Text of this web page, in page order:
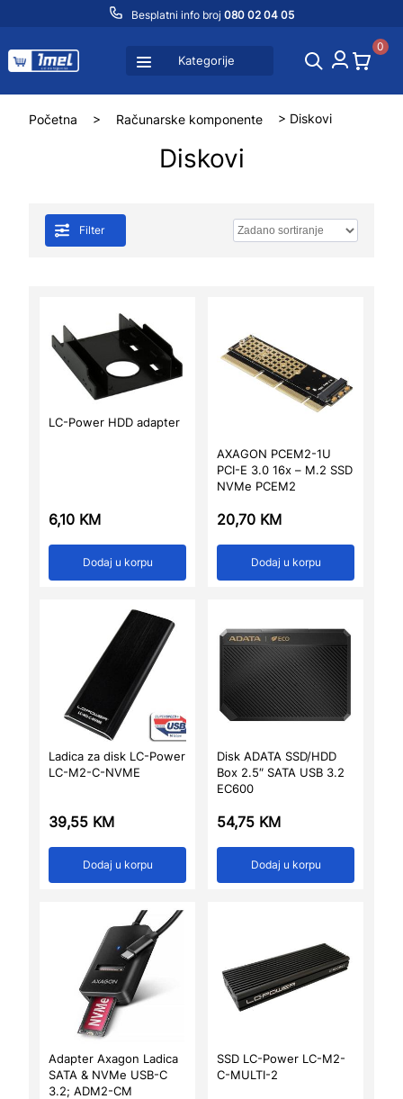
Besplatni info broj 080 02 04 05
Kategorije
0
Početna > Računarske komponente > Diskovi
Diskovi
Filter
LC-Power HDD adapter
6,10 KM
Dodaj u korpu
AXAGON PCEM2-1U
PCI-E 3.0 16x – M.2 SSD
NVMe PCEM2
20,70 KM
Dodaj u korpu
Ladica za disk LC-Power
LC-M2-C-NVME
39,55 KM
Dodaj u korpu
Disk ADATA SSD/HDD
Box 2.5″ SATA USB 3.2
EC600
54,75 KM
Dodaj u korpu
Adapter Axagon Ladica
SATA & NVMe USB-C
3.2; ADM2-CM
SSD LC-Power LC-M2-
C-MULTI-2